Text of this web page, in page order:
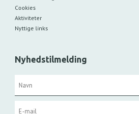
Cookies
Aktiviteter
Nyttige links
Nyhedstilmelding